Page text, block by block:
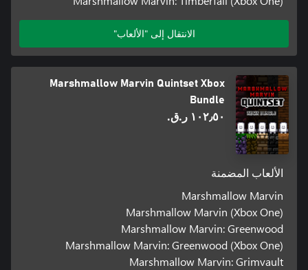
الانتقال إلى "الألعاب"
Marshmallow Marvin Quintset Xbox
Bundle
١٠٢٫٥٠ ر.ق.‏
الألعاب المضمنة
Marshmallow Marvin
Marshmallow Marvin (Xbox One)
Marshmallow Marvin: Greenwood
Marshmallow Marvin: Greenwood (Xbox One)
Marshmallow Marvin: Grimvault